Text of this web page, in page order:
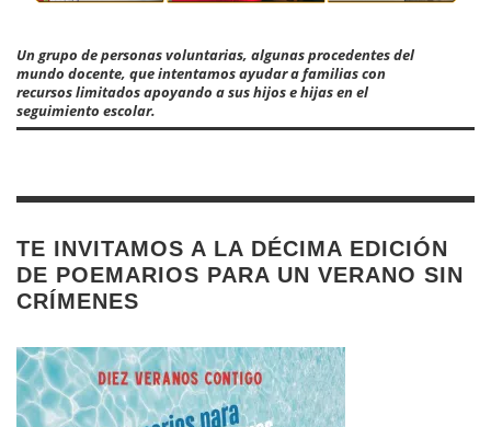
Un grupo de personas voluntarias, algunas procedentes del
mundo docente, que intentamos ayudar a familias con
recursos limitados apoyando a sus hijos e hijas en el
seguimiento escolar.
TE INVITAMOS A LA DÉCIMA EDICIÓN
DE POEMARIOS PARA UN VERANO SIN
CRÍMENES